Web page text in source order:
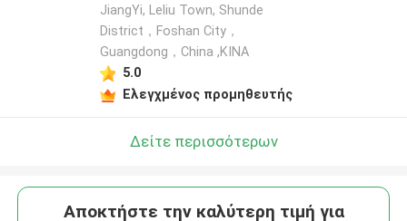
JiangYi, Leliu Town, Shunde
District，Foshan City，
Guangdong，China ,ΚΙΝΑ
5.0
Ελεγχμένος προμηθευτής
Δείτε περισσότερων
Αποκτήστε την καλύτερη τιμή για